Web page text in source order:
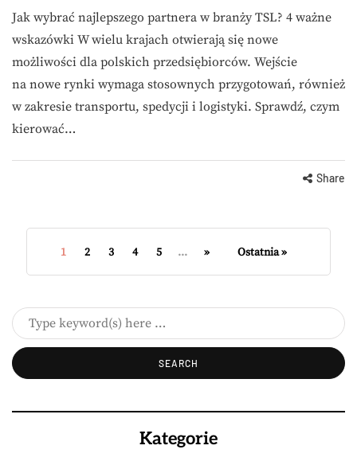
Jak wybrać najlepszego partnera w branży TSL? 4 ważne
wskazówki W wielu krajach otwierają się nowe
możliwości dla polskich przedsiębiorców. Wejście
na nowe rynki wymaga stosownych przygotowań, również
w zakresie transportu, spedycji i logistyki. Sprawdź, czym
kierować…
Share
1 2 3 4 5 ... » Ostatnia »
Kategorie